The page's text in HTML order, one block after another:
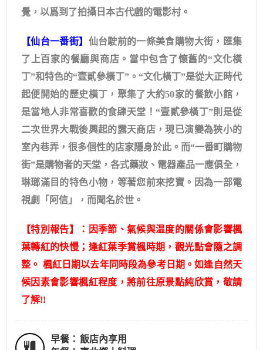
覺，以爲到了拍攝日本古代戲的電影村。
【仙台一番街】 仙台駛前的一條美食購物大街，匯集
了上百家的餐廳與商店。當中包含了懷舊的“文化橫
丁”和特色的“壹貳參橫丁”。“文化橫丁”是從大正時代
起便開始的歷史橫丁，聚集了大約50家的餐飲小館，
是當地人非常喜歡的食肆天堂！“壹貳參橫丁”則是從
二次世界大戰後興起的露天商店，現已演變為狹小的
室內巷弄，很多個性的店家隱身於此。而“一番町購物
街”是購物者的天堂，各式藥妝、電器產品一應俱全，
琳瑯滿目的特色小物，等著您前來挖寶。因為一部電
視劇「阿信」，而聞名於世。
【特別報告】：因季節、氣候與温度的關係會影響楓
葉轉紅的快慢；逢紅葉季賞楓時期，觀光點會隨之調
整。 楓紅日期以去年同時段為參考日期。如逢自然天
候因素會影響楓紅程度，將前往原景點純欣賞，敬請
了解!!
早餐： 飯店內享用